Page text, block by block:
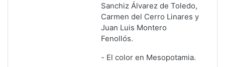
Sanchiz Álvarez de Toledo,
Carmen del Cerro Linares y
Juan Luis Montero
Fenollós.
- El color en Mesopotamia.